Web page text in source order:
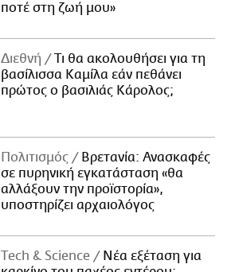
ποτέ στη ζωή μου»
Διεθνή
Τι θα ακολουθήσει για τη
βασίλισσα Καμίλα εάν πεθάνει
πρώτος ο βασιλιάς Κάρολος;
Πολιτισμός
Βρετανία: Ανασκαφές
σε πυρηνική εγκατάσταση «θα
αλλάξουν την προϊστορία»,
υποστηρίζει αρχαιολόγος
Τech & Science
Νέα εξέταση για